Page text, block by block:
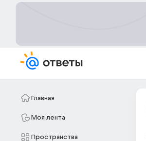
Главная
Моя лента
Пространства